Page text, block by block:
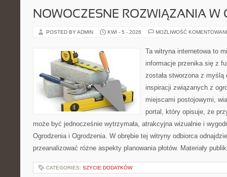
NOWOCZESNE ROZWIĄZANIA W
POSTED BY ADMIN KWI - 5 - 2026 MOŻLIWOŚĆ
Ta witryna internetowa to
informacje przenika się z
została stworzona z
inspiracji związanych z
miejscami postojowymi,
portal, który opisuje, że
może być jednocześnie wytrzymała, atrakcyjna wizualnie i
Ogrodzenia i Ogrodzenia. W obrębie tej witryny odbiorca
przeanalizować różne aspekty planowania płotów. Materiały
CATEGORIES: SZYCIE DODATKÓW